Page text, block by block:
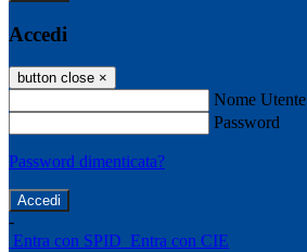
Accedi
button close ×
Nome Utente
Password
Password dimenticata?
-
Entra con SPID Entra con CIE